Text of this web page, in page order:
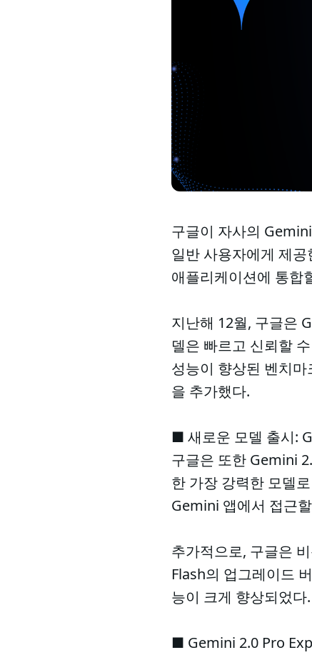
구글이 자사의
일반 사용자에게 제
애플리케이션에 통합
지난해 12월, 구글은
델은 빠르고 신뢰할
성능이 향상된 벤치
을 추가했다.
■ 새로운 모델 출시:
구글은 또한 Gemini
한 가장 강력한 모델
Gemini 앱에서 접근
추가적으로, 구글은
Flash의 업그레이드
능이 크게 향상되었
■ Gemini 2.0 Pro